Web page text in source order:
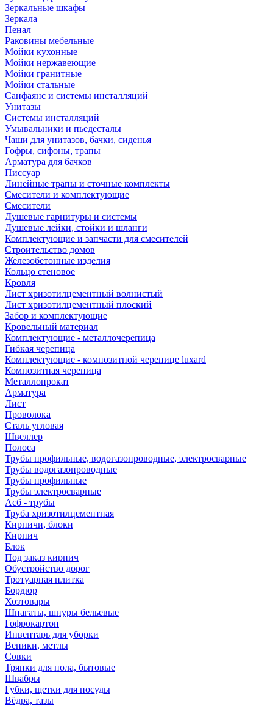
Зеркальные шкафы
Зеркала
Пенал
Раковины мебельные
Мойки кухонные
Мойки нержавеющие
Мойки гранитные
Мойки стальные
Санфаянс и системы инсталляций
Унитазы
Системы инсталляций
Умывальники и пьедесталы
Чаши для унитазов, бачки, сиденья
Гофры, сифоны, трапы
Арматура для бачков
Писсуар
Линейные трапы и сточные комплекты
Смесители и комплектующие
Смесители
Душевые гарнитуры и системы
Душевые лейки, стойки и шланги
Комплектующие и запчасти для смесителей
Строительство домов
Железобетонные изделия
Кольцо стеновое
Кровля
Лист хризотилцементный волнистый
Лист хризотилцементный плоский
Забор и комплектующие
Кровельный материал
Комплектующие - металлочерепица
Гибкая черепица
Комплектующие - композитной черепице luxard
Композитная черепица
Металлопрокат
Арматура
Лист
Проволока
Сталь угловая
Швеллер
Полоса
Трубы профильные, водогазопроводные, электросварные
Трубы водогазопроводные
Трубы профильные
Трубы электросварные
Асб - трубы
Труба хризотилцементная
Кирпичи, блоки
Кирпич
Блок
Под заказ кирпич
Обустройство дорог
Тротуарная плитка
Бордюр
Хозтовары
Шпагаты, шнуры бельевые
Гофрокартон
Инвентарь для уборки
Веники, метлы
Совки
Тряпки для пола, бытовые
Швабры
Губки, щетки для посуды
Вёдра, тазы